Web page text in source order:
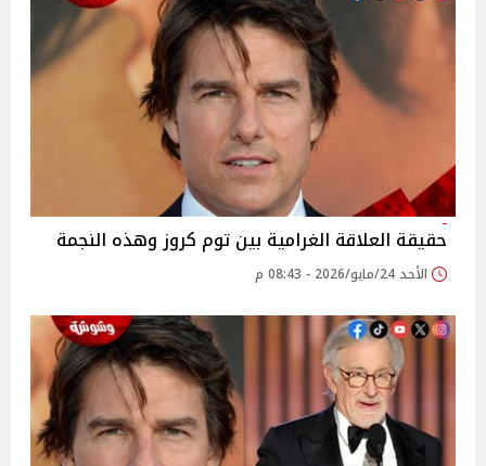
حقيقة العلاقة الغرامية بين توم كروز وهذه النجمة
الأحد 24/مايو/2026 - 08:43 م